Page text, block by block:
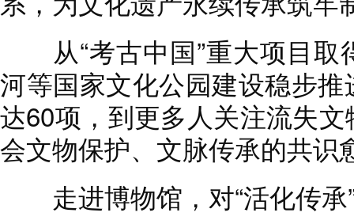
从“考古中国”重大项目取
河等国家文化公园建设稳步
达60项，到更多人关注流失
会文物保护、文脉传承的共识
走进博物馆，对“活化传承